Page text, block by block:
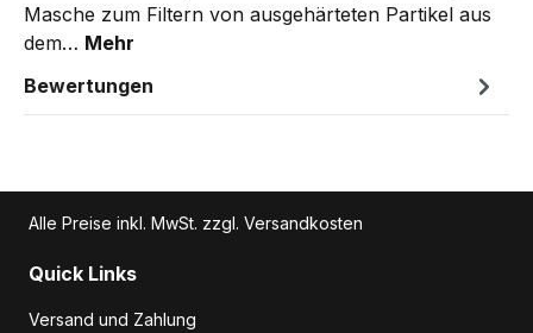
Masche zum Filtern von ausgehärteten Partikel aus
dem… Mehr
Bewertungen
Alle Preise inkl. MwSt. zzgl. Versandkosten
Quick Links
Versand und Zahlung